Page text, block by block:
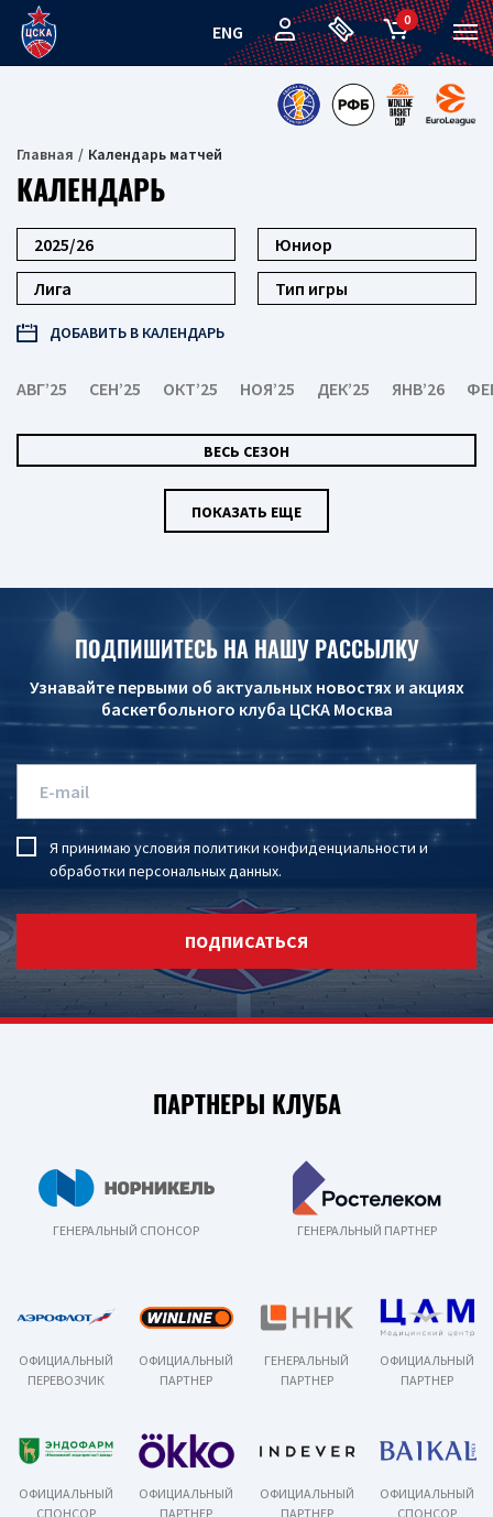
ENG
0
Главная Календарь матчей
КАЛЕНДАРЬ
ДОБАВИТЬ В КАЛЕНДАРЬ
АВГ’25 СЕН’25 ОКТ’25 НОЯ’25 ДЕК’25 ЯНВ’26
ВЕСЬ СЕЗОН
ПОКАЗАТЬ ЕЩЕ
ПОДПИШИТЕСЬ НА НАШУ РАССЫЛКУ
Узнавайте первыми об актуальных новостях и акциях
баскетбольного клуба ЦСКА Москва
Я принимаю условия политики конфиденциальности и
обработки персональных данных.
ПОДПИСАТЬСЯ
ПАРТНЕРЫ КЛУБА
ГЕНЕРАЛЬНЫЙ СПОНСОР ГЕНЕРАЛЬНЫЙ ПАРТНЕР
ОФИЦИАЛЬНЫЙ
ПЕРЕВОЗЧИК
ОФИЦИАЛЬНЫЙ
ПАРТНЕР
ГЕНЕРАЛЬНЫЙ
ПАРТНЕР
ОФИЦИАЛЬНЫЙ
ПАРТНЕР
ОФИЦИАЛЬНЫЙ
СПОНСОР
ОФИЦИАЛЬНЫЙ
ПАРТНЕР
ОФИЦИАЛЬНЫЙ
ПАРТНЕР
ОФИЦИАЛЬНЫЙ
СПОНСОР